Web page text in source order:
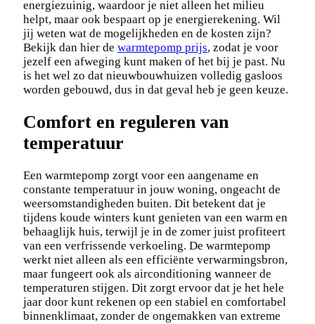
energiezuinig, waardoor je niet alleen het milieu
helpt, maar ook bespaart op je energierekening. Wil
jij weten wat de mogelijkheden en de kosten zijn?
Bekijk dan hier de warmtepomp prijs, zodat je voor
jezelf een afweging kunt maken of het bij je past. Nu
is het wel zo dat nieuwbouwhuizen volledig gasloos
worden gebouwd, dus in dat geval heb je geen keuze.
Comfort en reguleren van
temperatuur
Een warmtepomp zorgt voor een aangename en
constante temperatuur in jouw woning, ongeacht de
weersomstandigheden buiten. Dit betekent dat je
tijdens koude winters kunt genieten van een warm en
behaaglijk huis, terwijl je in de zomer juist profiteert
van een verfrissende verkoeling. De warmtepomp
werkt niet alleen als een efficiënte verwarmingsbron,
maar fungeert ook als airconditioning wanneer de
temperaturen stijgen. Dit zorgt ervoor dat je het hele
jaar door kunt rekenen op een stabiel en comfortabel
binnenklimaat, zonder de ongemakken van extreme